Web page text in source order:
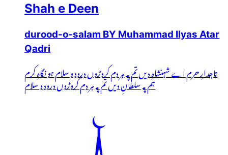
Shah e Deen
durood-o-salam BY Muhammad Ilyas Atar
Qadri
تاجدارِ حرم اے شہنشاہِ دیں تم پہ ہر دم کروڑوں درود و سلام ہو نگاہِ کرم
ہم پہ سلطانِ دیں تم پہ ہر دم کروڑوں درود و سلام